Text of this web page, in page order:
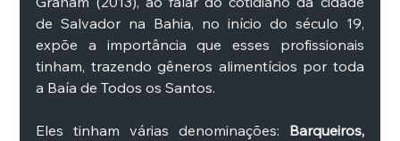
de Salvador na Bahia, no início do século 19,
expõe a importância que esses profissionais
tinham, trazendo gêneros alimentícios por toda
a Baía de Todos os Santos.
Eles tinham várias denominações: Barqueiros,